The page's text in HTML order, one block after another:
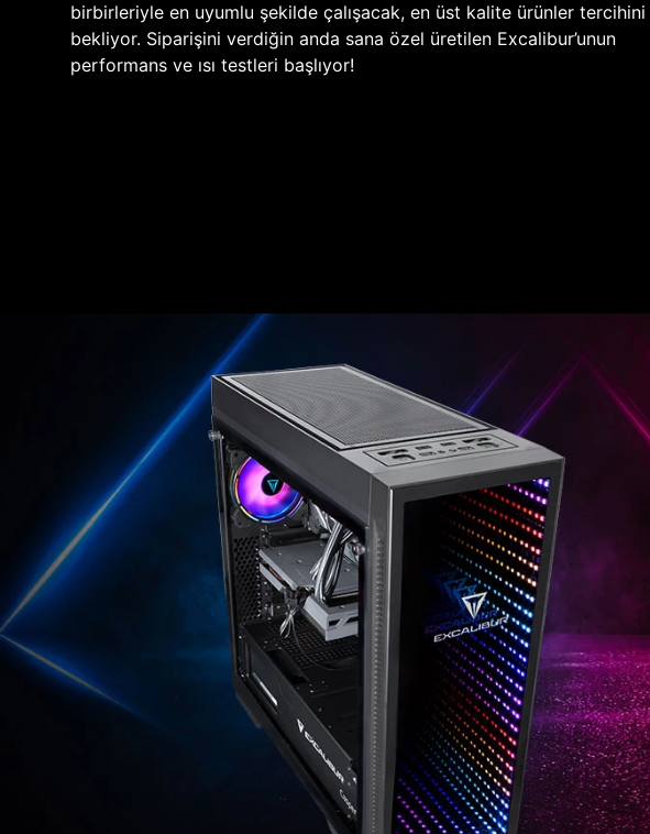
birbirleriyle en uyumlu şekilde çalışacak, en üst kalite ürünler tercihini
bekliyor. Siparişini verdiğin anda sana özel üretilen Excalibur’unun
performans ve ısı testleri başlıyor!